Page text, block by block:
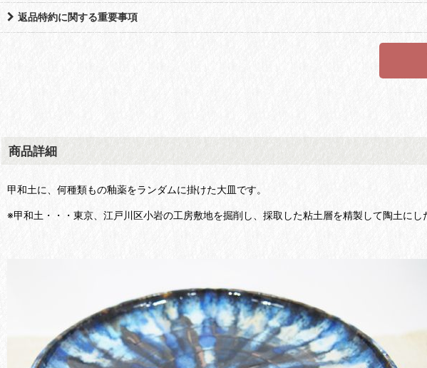
返品特約に関する重要事項
商品詳細
甲和土に、何種類もの釉薬をランダムに掛けた大皿です。
※甲和土・・・東京、江戸川区小岩の工房敷地を掘削し、採取した粘土層を精製して陶土にし